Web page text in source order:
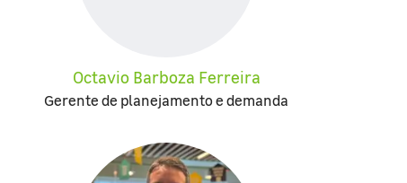
Octavio Barboza Ferreira
Gerente de planejamento e demanda